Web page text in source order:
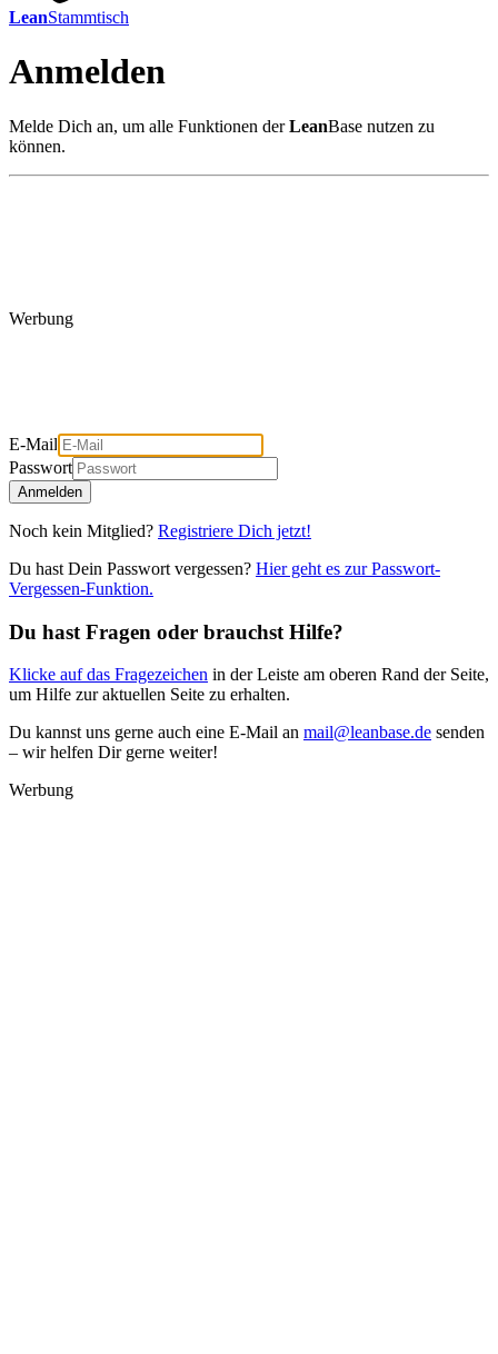
LeanStammtisch
Anmelden
Melde Dich an, um alle Funktionen derLeanBase nutzen zu
können.
Werbung
E-Mail
Passwort
Anmelden
Noch kein Mitglied? Registriere Dich jetzt!
Du hast Dein Passwort vergessen? Hier geht es zur Passwort-
Vergessen-Funktion.
Du hast Fragen oder brauchst Hilfe?
Klicke auf das Fragezeichen in der Leiste am oberen Rand der Seite,
um Hilfe zur aktuellen Seite zu erhalten.
Du kannst uns gerne auch eine E-Mail an mail@leanbase.de senden
– wir helfen Dir gerne weiter!
Werbung